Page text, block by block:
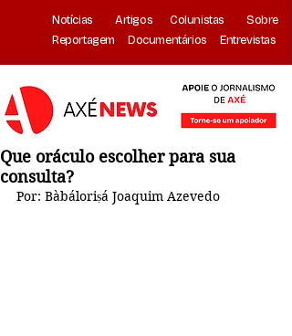
Notícias Artigos Colunistas
Sobre
Reportagem
Documentários Entrevistas
Que oráculo escolher para sua
consulta?
Por: Bàbáloriṣá Joaquim Azevedo